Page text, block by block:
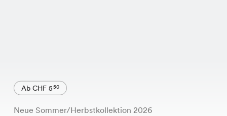
Ab CHF 550
Neue Sommer/Herbstkollektion 2026